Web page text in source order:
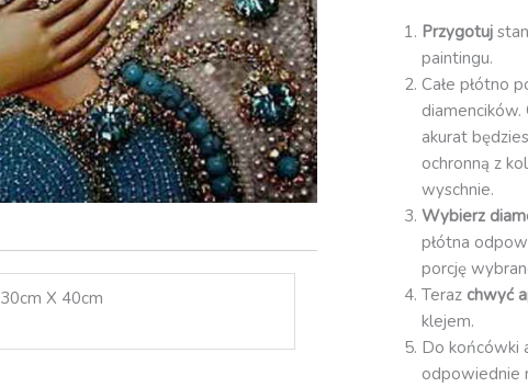
30cm X 40cm
Przygotuj
paintingu.
Całe płótno
diamencików.
akurat
ochronną z
wyschnie.
Wybierz
płótna
porcję
Teraz chwyć
klejem.
Do końcówki
odpowiednie